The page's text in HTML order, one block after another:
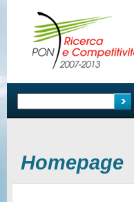
PROGRAMMA
Homepage